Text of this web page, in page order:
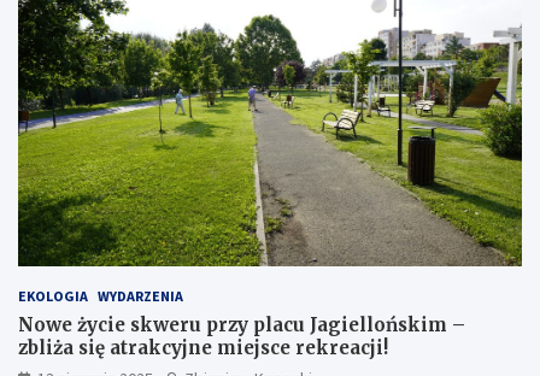
EKOLOGIA WYDARZENIA
Nowe życie skweru przy placu Jagiellońskim –
zbliża się atrakcyjne miejsce rekreacji!